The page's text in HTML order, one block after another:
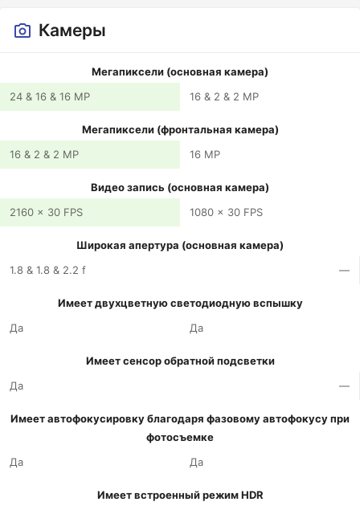
Камеры
Мегапиксели (основная камера)
24 & 16 & 16 MP
16 & 2 & 2 MP
Мегапиксели (фронтальная камера)
16 & 2 & 2 MP
16 MP
Видео запись (основная камера)
2160 x 30 FPS
1080 x 30 FPS
Широкая апертура (основная камера)
1.8 & 1.8 & 2.2 f
—
Имеет двухцветную светодиодную вспышку
Да
Да
Имеет сенсор обратной подсветки
Да
—
Имеет автофокусировку благодаря фазовому автофокусу при
фотосъемке
Да
Да
Имеет встроенный режим HDR